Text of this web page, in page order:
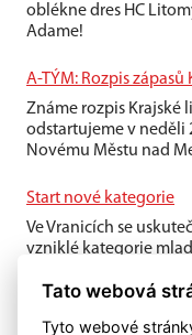
oblékne dres HC
Adame!
A-TÝM: Rozpis
Známe rozpis Krajské
odstartujeme v neděli
Novému Městu nad
Start nové kategorie
Ve Vranicích se
vzniklé kategorie
Tato webová
Tyto webové